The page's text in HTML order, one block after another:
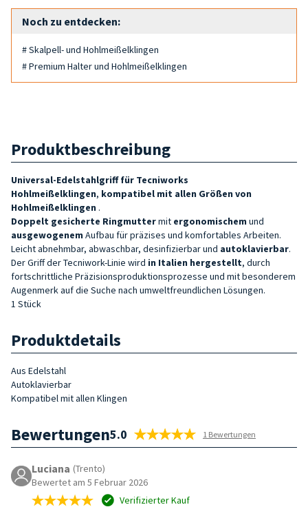
Noch zu entdecken:
# Skalpell- und Hohlmeißelklingen
# Premium Halter und Hohlmeißelklingen
Produktbeschreibung
Universal-Edelstahlgriff für Tecniworks
Hohlmeißelklingen, kompatibel mit allen Größen von
Hohlmeißelklingen .
Doppelt gesicherte Ringmuttermit ergonomischem und
ausgewogenem Aufbau für präzises und komfortables Arbeiten.
Leicht abnehmbar, abwaschbar, desinfizierbar und autoklavierbar.
Der Griff der Tecniwork-Linie wird in Italien hergestellt, durch
fortschrittliche Präzisionsproduktionsprozesse und mit besonderem
Augenmerk auf die Suche nach umweltfreundlichen Lösungen.
1 Stück
Produktdetails
Aus Edelstahl
Autoklavierbar
Kompatibel mit allen Klingen
Bewertungen5.0 1 Bewertungen
Luciana (Trento)
Bewertet am 5 Februar 2026
Verifizierter Kauf